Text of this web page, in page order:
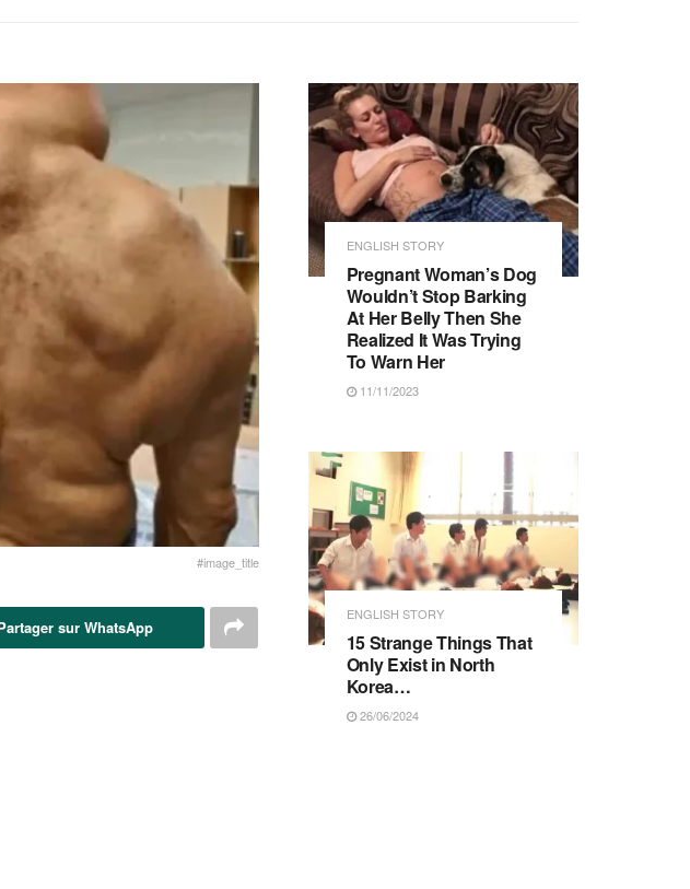
#image_title
sur WhatsApp
ENGLISH STORY
Pregnant Woman’s Dog
Wouldn’t Stop Barking
At Her Belly Then She
Realized It Was Trying
To Warn Her
11/11/2023
ENGLISH STORY
15 Strange Things That
Only Exist in North
Korea…
26/06/2024